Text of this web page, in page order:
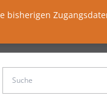
bisherigen